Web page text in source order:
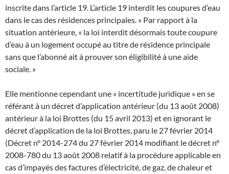
inscrite dans l’article 19. L’article 19 interdit les coupures d’eau
dans le cas des résidences principales. » Par rapport à la
situation antérieure, « la loi interdit désormais toute coupure
d’eau à un logement occupé au titre de résidence principale
sans que l’abonné ait à prouver son éligibilité à une aide
sociale. »
Elle mentionne cependant une « incertitude juridique » en se
référant à un décret d’application antérieur (du 13 août 2008)
antérieur à la loi Brottes (du 15 avril 2013) et en ignorant le
décret d’application de la loi Brottes, paru le 27 février 2014
(Décret n° 2014-274 du 27 février 2014 modifiant le décret n°
2008-780 du 13 août 2008 relatif à la procédure applicable en
cas d’impayés des factures d’électricité, de gaz, de chaleur et